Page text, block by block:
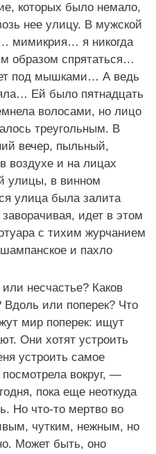
которых было немало,
нее улицу. В мужской
мимикрия… я никогда
образом спрятаться…
под мышками… А ведь
Ей было пятнадцать
волосами, но лицо
треугольным. В
вечер, пыльный,
воздухе и на лицах
улицы, в винном
улица была залита
идет в этом
с тихим журчанием
и пахло
несчастье? Каков
или поперек? Что
мир поперек: ищут
Они хотят устроить
устроить самое
вокруг, —
пока еще неоткуда
Но что-то мертво во
чутким, нежным, но
Может быть, оно